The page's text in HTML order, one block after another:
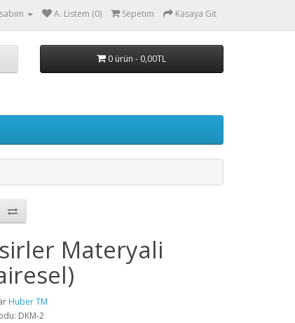
A. Listem (0) Sepetim Kasaya Git
0 ürün - 0,00TL
Materyali
Huber TM
DKM-2